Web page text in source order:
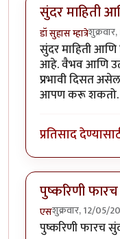
सुंदर माहिती
डॉ सुहास म्हात्रे
सुंदर माहिती आणि
आहे. वैभव आणि
प्रभावी दिसत
आपण करू शकतो.
प्रतिसाद
पुष्करिणी
एसशुक्रवार, 12/05/
पुष्करिणी फारच